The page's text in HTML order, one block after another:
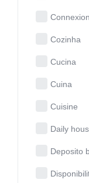
Cozinha
Cucina
Cuina
Cuisine
Daily
Deposito